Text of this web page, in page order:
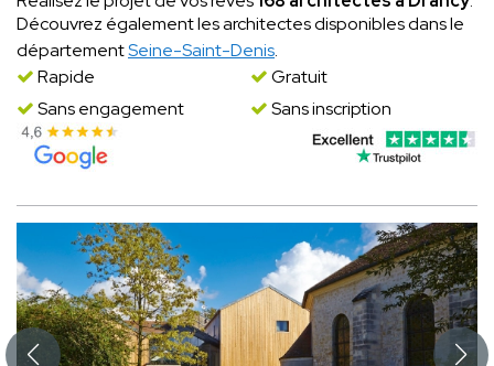
Découvrez également les architectes disponibles dans le
départementSeine-Saint-Denis.
Rapide
Gratuit
Sans engagement
Sans inscription